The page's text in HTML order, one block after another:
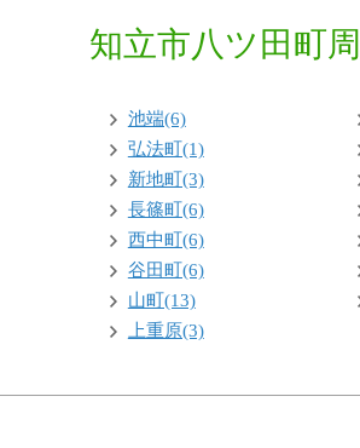
知立市八ツ田町
池端(6)
弘法町(1)
新地町(3)
長篠町(6)
西中町(6)
谷田町(6)
山町(13)
上重原(3)